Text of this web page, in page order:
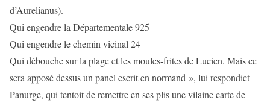
d’Aurelianus).
Qui engendre la Départementale 925
Qui engendre le chemin vicinal 24
Qui débouche sur la plage et les moules-frites de Lucien. Mais ce
sera apposé dessus un panel escrit en normand », lui respondict
Panurge, qui tentoit de remettre en ses plis une vilaine carte de